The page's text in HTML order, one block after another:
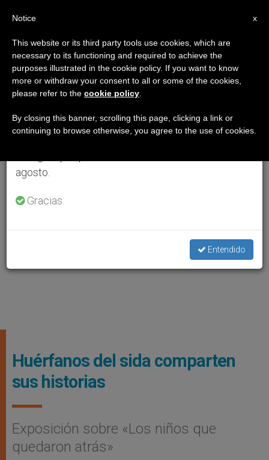
Huérfanos del sida comparten
sus historias
Exposición sobre «Los niños que
quedaron atrás»
×
Aviso importante
Del 27 de julio al 7 de agosto haremos la pausa
anual, aprovechando que en el periodo de verano
se generan menos informaciones y también el
agosto.
Gracias.
Entendido
x
Notice
This website or its third party tools use cookies, which are
necessary to its functioning and required to achieve the
purposes illustrated in the cookie policy. If you want to know
more or withdraw your consent to all or some of the cookies,
please refer to the cookie policy
By closing this banner, scrolling this page, clicking a link or
continuing to browse otherwise, you agree to the use of cookies.